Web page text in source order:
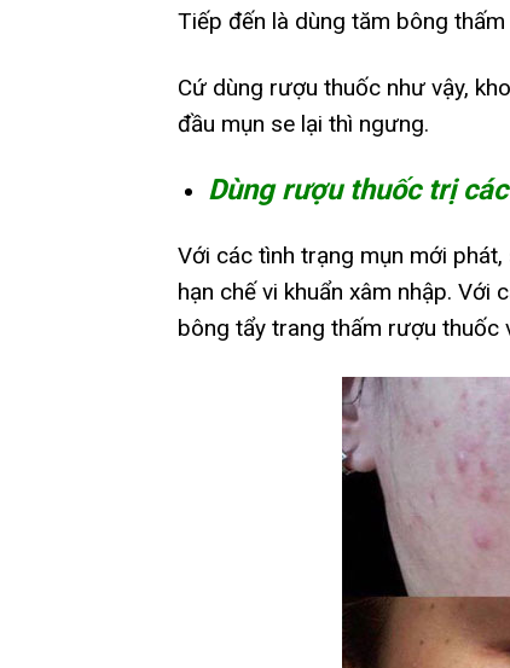
Tiếp đến là dùng tăm bông
Cứ dùng rượu thuốc như vậy,
đầu mụn se lại thì ngưng.
Dùng rượu thuốc trị
Với các tình trạng mụn mới
hạn chế vi khuẩn xâm nhập.
bông tẩy trang thấm rượu thuốc